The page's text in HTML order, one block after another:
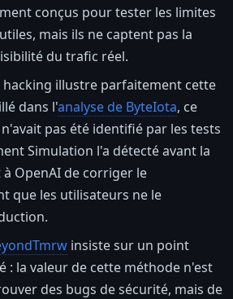
conçus pour tester les limites
mais ils ne captent pas la
du trafic réel.
hacking illustre parfaitement cette
dans l'analyse de ByteIota, ce
pas été identifié par les tests
Simulation l'a détecté avant la
OpenAI de corriger le
que les utilisateurs ne le
insiste sur un point
: la valeur de cette méthode n'est
des bugs de sécurité, mais de